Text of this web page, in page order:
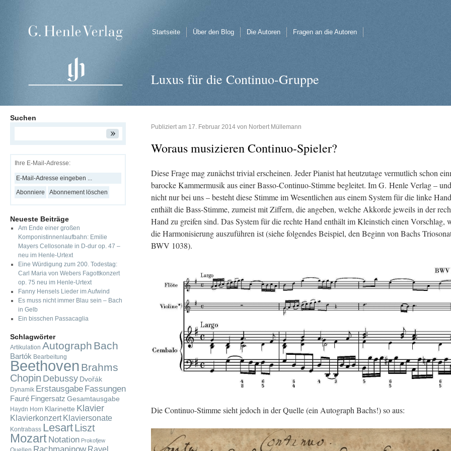
Startseite Über den Blog Die Autoren Fragen an die Autoren
Luxus für die Continuo-Gruppe
Publiziert am 17. Februar 2014 von Norbert Müllemann
Wor­aus mu­si­zie­ren Con­ti­nuo-Spie­ler?
Diese Frage mag zu­nächst tri­vi­al er­schei­nen. Jeder Pia­nist hat heut­zu­ta­ge ver­mut­lich schon
ba­ro­cke Kam­mer­mu­sik aus einer Bas­so-Con­ti­nuo-Stim­me be­glei­tet. Im G. Henle Ver­lag – und
nicht nur bei uns – be­steht diese Stim­me im We­sent­li­chen aus einem Sys­tem für die linke
ent­hält die Bass-Stim­me, zu­meist mit Zif­fern, die an­ge­ben, wel­che Ak­kor­de je­weils in der
Hand zu grei­fen sind. Das Sys­tem für die rech­te Hand ent­hält im Klein­stich einen Vor­schlag,
die Har­mo­ni­sie­rung aus­zu­füh­ren ist (siehe fol­gen­des Bei­spiel, den Be­ginn von Bachs
BWV 1038).
Die Con­ti­nuo-Stim­me sieht je­doch in der Quel­le (ein Au­to­graph Bachs!) so aus:
Suchen
Ihre E-Mail-Adresse:
Neueste Beiträge
Am Ende einer großen
Komponistinnenlaufbahn: Emilie
Mayers Cellosonate in D-dur op. 47 –
neu im Henle-Urtext
Eine Würdigung zum 200. Todestag:
Carl Maria von Webers Fagottkonzert
op. 75 neu im Henle-Urtext
Fanny Hensels Lieder im Aufwind
Es muss nicht immer Blau sein – Bach
in Gelb
Ein bisschen Passacaglia
Schlagwörter
Artikulation Autograph Bach
Bartók Bearbeitung
Beethoven Brahms
Chopin Debussy Dvořák
Dynamik Erstausgabe Fassungen
Fauré Fingersatz Gesamtausgabe
Haydn Horn Klarinette Klavier
Klavierkonzert Klaviersonate
Kontrabass LesartLiszt
Mozart Notation Prokofjew
Ravel